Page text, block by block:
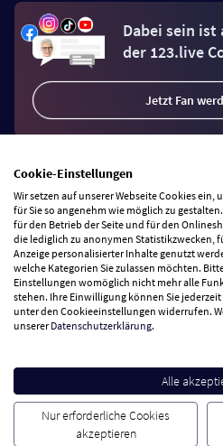
Dabei sein ist
der 123.live
Jetzt Fan
Vertrag widerrufen
Zahlungsarten
Wir versenden mit
Besuchen Sie uns
Cookie-Einstellungen
Wir setzen auf unserer Webseite Cookies ein,
für Sie so angenehm wie möglich zu
für den Betrieb der Seite und für den
die lediglich zu anonymen Statistikzwecken,
Anzeige personalisierter Inhalte genutzt
welche Kategorien Sie zulassen möchten.
Einstellungen womöglich nicht mehr alle
stehen. Ihre Einwilligung können Sie
unter den Cookieeinstellungen widerrufen.
unsererDatenschutzerklärung.
Alle
Nur erforderliche Cookies
akzeptieren